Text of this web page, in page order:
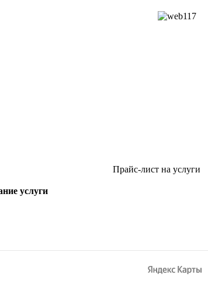
Прайс-лист на услуги
услуги